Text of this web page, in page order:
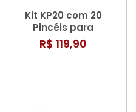
Kit KP20 com 20
Pincéis para
Maquiagem –
Macrilan
R$ 119,90